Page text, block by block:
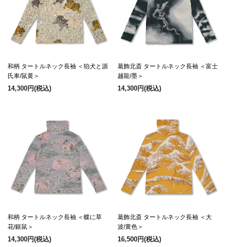
和柄 タートルネック長袖 ＜狛犬と源
氏車/鼠黄＞
14,300円(税込)
葛飾北斎 タートルネック長袖 ＜富士
越龍/墨＞
14,300円(税込)
和柄 タートルネック長袖 ＜蝶に草
花/銀鼠＞
14,300円(税込)
葛飾北斎 タートルネック長袖 ＜大
波/黄色＞
16,500円(税込)